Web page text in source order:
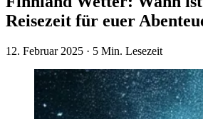
Reisezeit für euer
12. Februar 2025 · 5 Min. Lesezeit